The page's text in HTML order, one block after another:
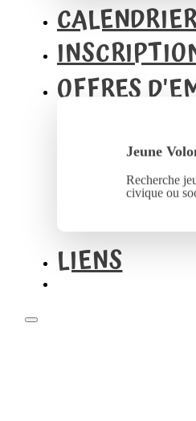
OFFRES
Jeune
Recherche
civique ou
LIENS